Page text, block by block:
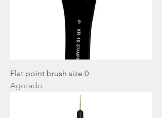
Flat point brush size 0
Agotado